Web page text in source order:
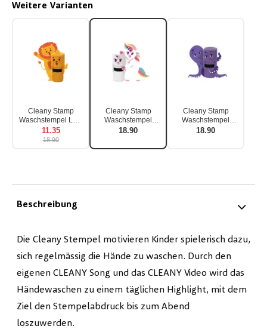
Weitere Varianten
Cleany Stamp
Waschstempel LEO
inkl. Seife
11.35
18.90
Cleany Stamp
Waschstempel
UNICO inkl. Seife
18.90
Cleany Stamp
Waschstempel
OCTO inkl. Seife
18.90
Beschreibung
Die Cleany Stempel motivieren Kinder spielerisch dazu,
sich regelmässig die Hände zu waschen. Durch den
eigenen CLEANY Song und das CLEANY Video wird das
Händewaschen zu einem täglichen Highlight, mit dem
Ziel den Stempelabdruck bis zum Abend
loszuwerden.